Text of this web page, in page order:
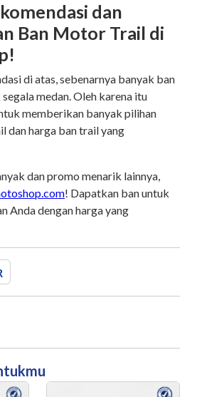
dan
Ban Motor Trail di
di atas, sebenarnya banyak ban
medan. Oleh karena itu
memberikan banyak pilihan
dan harga ban trail yang
dan promo menarik lainnya,
! Dapatkan ban untuk
Anda dengan harga yang